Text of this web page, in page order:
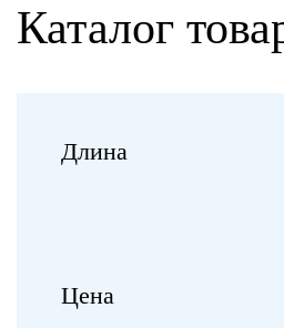
Каталог
Длина
Цена